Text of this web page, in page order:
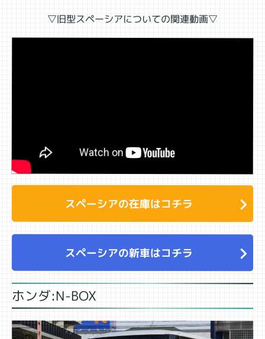
▽旧型スペーシアについての関連動画▽
スペーシアの在庫はコチラ
スペーシアの新車はコチラ
ホンダ:N-BOX